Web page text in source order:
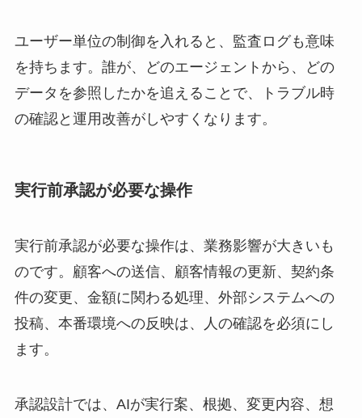
ユーザー単位の制御を入れると、監査ログも意味
を持ちます。誰が、どのエージェントから、どの
データを参照したかを追えることで、トラブル時
の確認と運用改善がしやすくなります。
実行前承認が必要な操作
実行前承認が必要な操作は、業務影響が大きいも
のです。顧客への送信、顧客情報の更新、契約条
件の変更、金額に関わる処理、外部システムへの
投稿、本番環境への反映は、人の確認を必須にし
ます。
承認設計では、AIが実行案、根拠、変更内容、想